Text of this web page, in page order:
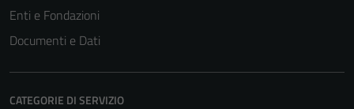
Enti e Fondazioni
Documenti e Dati
CATEGORIE DI SERVIZIO